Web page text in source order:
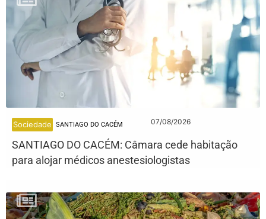
Sociedade SANTIAGO DO CACÉM 07/08/2026
SANTIAGO DO CACÉM: Câmara cede habitação
para alojar médicos anestesiologistas